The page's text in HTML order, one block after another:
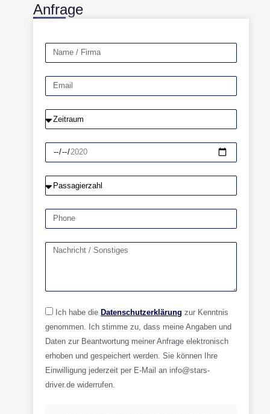
Anfrage
Ich habe die Datenschutzerklärung zur Kenntnis
genommen. Ich stimme zu, dass meine Angaben und
Daten zur Beantwortung meiner Anfrage elektronisch
erhoben und gespeichert werden. Sie können Ihre
Einwilligung jederzeit per E-Mail an info@stars-
driver.de widerrufen.